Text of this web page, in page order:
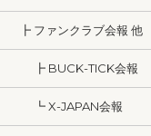
┣ ファンクラブ会報 他
┣ BUCK-TICK会報
┗ X-JAPAN会報